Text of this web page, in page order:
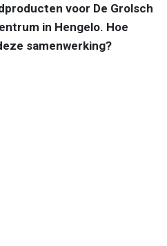
voor De Grolsch
in Hengelo. Hoe
samenwerking?